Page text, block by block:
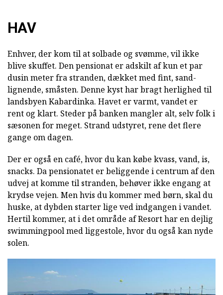
HAV
Enhver, der kom til at solbade og svømme, vil ikke
blive skuffet. Den pensionat er adskilt af kun et par
dusin meter fra stranden, dækket med fint, sand-
lignende, småsten. Denne kyst har bragt herlighed til
landsbyen Kabardinka. Havet er varmt, vandet er
rent og klart. Steder på banken mangler alt, selv folk i
sæsonen for meget. Strand udstyret, rene det flere
gange om dagen.
Der er også en café, hvor du kan købe kvass, vand, is,
snacks. Da pensionatet er beliggende i centrum af den
udvej at komme til stranden, behøver ikke engang at
krydse vejen. Men hvis du kommer med børn, skal du
huske, at dybden starter lige ved indgangen i vandet.
Hertil kommer, at i det område af Resort har en dejlig
swimmingpool med liggestole, hvor du også kan nyde
solen.